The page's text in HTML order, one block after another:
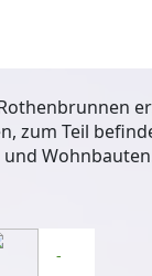
zum Teil
-